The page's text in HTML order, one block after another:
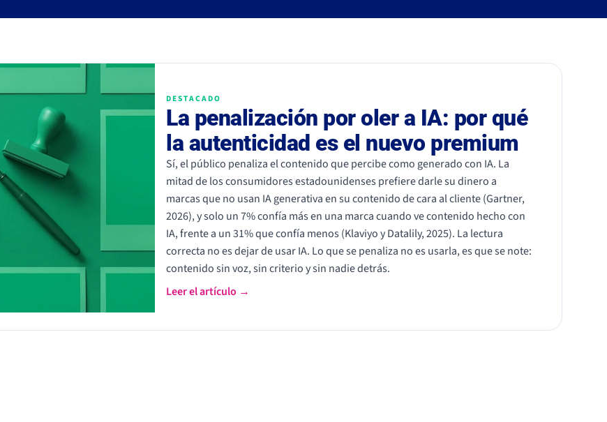
DESTACADO
La penalización por oler a IA: por qué
la autenticidad es el nuevo premium
Sí, el público penaliza el contenido que percibe como generado con IA. La
mitad de los consumidores estadounidenses prefiere darle su dinero a
marcas que no usan IA generativa en su contenido de cara al cliente (Gartner,
2026), y solo un 7% confía más en una marca cuando ve contenido hecho con
IA, frente a un 31% que confía menos (Klaviyo y Datalily, 2025). La lectura
correcta no es dejar de usar IA. Lo que se penaliza no es usarla, es que se note:
contenido sin voz, sin criterio y sin nadie detrás.
Leer el artículo →